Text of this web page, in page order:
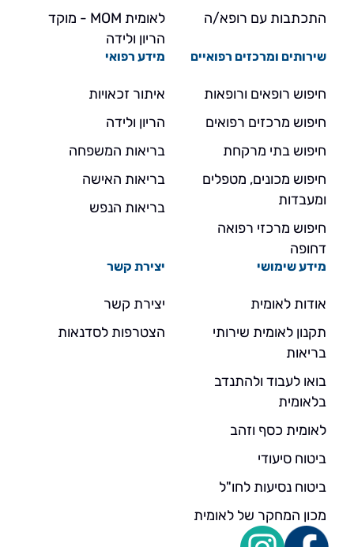
התכתבות עם רופא/ה
לאומית MOM - מוקד
הריון ולידה
שירותים ומרכזים רפואיים
חיפוש רופאים ורופאות
חיפוש מרכזים רפואים
חיפוש בתי מרקחת
חיפוש מכונים, מטפלים
ומעבדות
חיפוש מרכזי רפואה
דחופה
מידע רפואי
איתור זכאויות
הריון ולידה
בריאות המשפחה
בריאות האישה
בריאות הנפש
מידע שימושי
אודות לאומית
תקנון לאומית שירותי
בריאות
בואו לעבוד ולהתנדב
בלאומית
לאומית כסף וזהב
ביטוח סיעודי
ביטוח נסיעות לחו"ל
מכון המחקר של לאומית
יצירת קשר
יצירת קשר
הצטרפות לסדנאות